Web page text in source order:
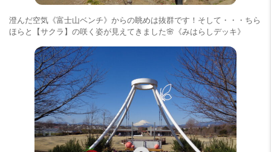
澄んだ空気《富士山ベンチ》からの眺めは抜群です！そして・・・ちら
ほらと【サクラ】の咲く姿が見えてきました🌸《みはらしデッキ》